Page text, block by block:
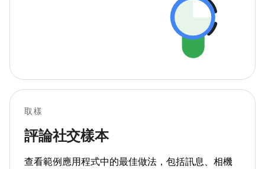
取樣
評論社交樣本
查看範例應用程式中的最佳做法，包括訊息、相機